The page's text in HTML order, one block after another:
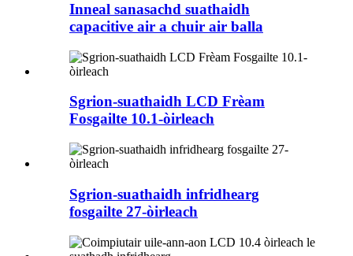
Inneal sanasachd suathaidh
capacitive air a chuir air balla
Sgrion-suathaidh LCD Frèam
Fosgailte 10.1-òirleach
Sgrion-suathaidh infridhearg
fosgailte 27-òirleach